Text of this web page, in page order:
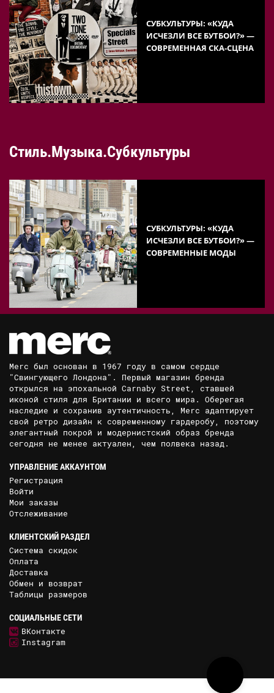
СУБКУЛЬТУРЫ: «КУДА
ИСЧЕЗЛИ ВСЕ БУТБОИ?» —
СОВРЕМЕННАЯ СКА-СЦЕНА
Стиль.Музыка.Субкультуры
СУБКУЛЬТУРЫ: «КУДА
ИСЧЕЗЛИ ВСЕ БУТБОИ?» —
СОВРЕМЕННЫЕ МОДЫ
Merc был основан в 1967 году в самом сердце
"Свингующего Лондона". Первый магазин бренда
открылся на эпохальной Carnaby Street, ставшей
иконой стиля для Британии и всего мира. Оберегая
наследие и сохранив аутентичность, Merc адаптирует
свой ретро дизайн к современному гардеробу, поэтому
элегантный покрой и модернистский образ бренда
сегодня не менее актуален, чем полвека назад.
УПРАВЛЕНИЕ АККАУНТОМ
Регистрация
Войти
Мои заказы
Отслеживание
КЛИЕНТСКИЙ РАЗДЕЛ
Система скидок
Оплата
Доставка
Обмен и возврат
Таблицы размеров
СОЦИАЛЬНЫЕ СЕТИ
ВКонтакте
Instagram